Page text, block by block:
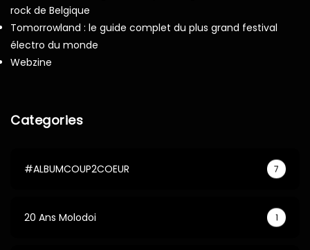
rock de Belgique
Tomorrowland : le guide complet du plus grand festival
électro du monde
Webzine
Categories
#ALBUMCOUP2COEUR 7
20 Ans Molodoi 1